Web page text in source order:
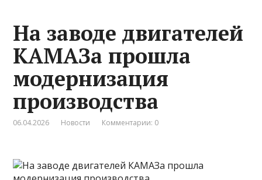
На заводе двигателей
КАМАЗа прошла
модернизация
производства
06.04.2026 Новости Комментарии: 0